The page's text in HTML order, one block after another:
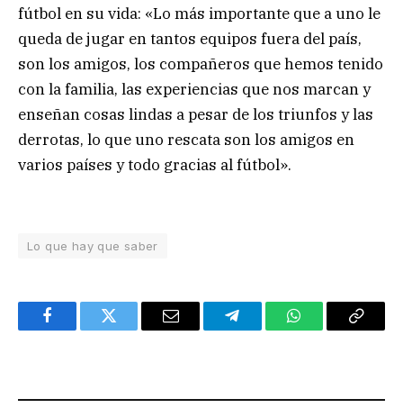
fútbol en su vida: «Lo más importante que a uno le
queda de jugar en tantos equipos fuera del país,
son los amigos, los compañeros que hemos tenido
con la familia, las experiencias que nos marcan y
enseñan cosas lindas a pesar de los triunfos y las
derrotas, lo que uno rescata son los amigos en
varios países y todo gracias al fútbol».
Lo que hay que saber
FacebookTwitter Email TelegramWhatsAppCopy